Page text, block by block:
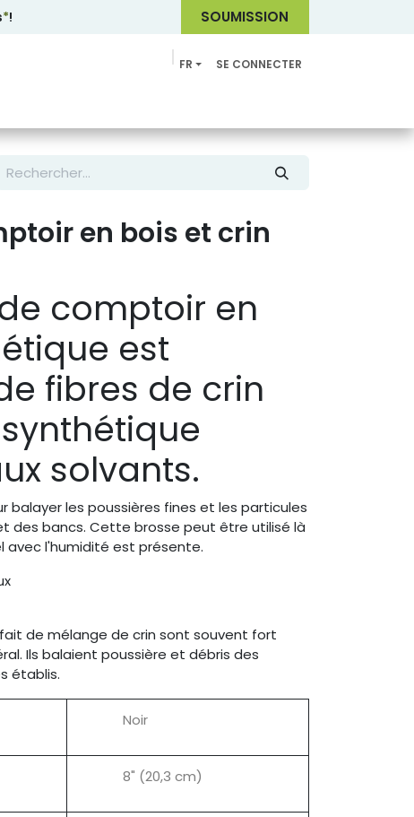
*! SOUMISSION
FR SE CONNECTER
en bois et crin
comptoir en
est
fibres de crin
solvants.
balayer les poussières fines et les particules
des bancs. Cette brosse peut être utilisé là
avec l'humidité est présente.
de mélange de crin sont souvent fort
Ils balaient poussière et débris des
établis.
Noir
8" (20,3 cm)